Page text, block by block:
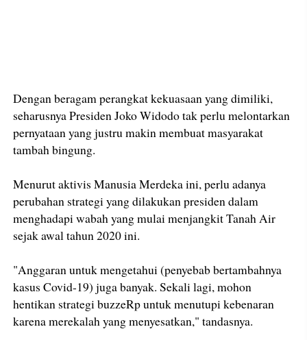
Dengan beragam perangkat kekuasaan yang dimiliki,
seharusnya Presiden Joko Widodo tak perlu melontarkan
pernyataan yang justru makin membuat masyarakat
tambah bingung.
Menurut aktivis Manusia Merdeka ini, perlu adanya
perubahan strategi yang dilakukan presiden dalam
menghadapi wabah yang mulai menjangkit Tanah Air
sejak awal tahun 2020 ini.
"Anggaran untuk mengetahui (penyebab bertambahnya
kasus Covid-19) juga banyak. Sekali lagi, mohon
hentikan strategi buzzeRp untuk menutupi kebenaran
karena merekalah yang menyesatkan," tandasnya.